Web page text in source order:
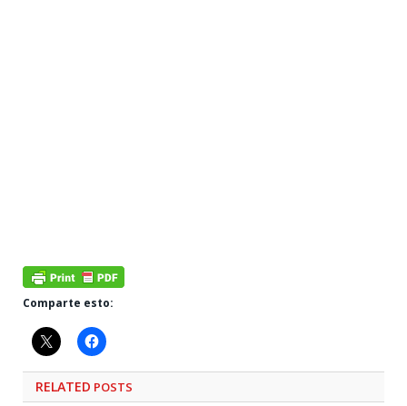
Comparte esto:
RELATED POSTS